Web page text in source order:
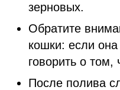
зерновых.
Обратите
кошки: если она
говорить о том,
После полива